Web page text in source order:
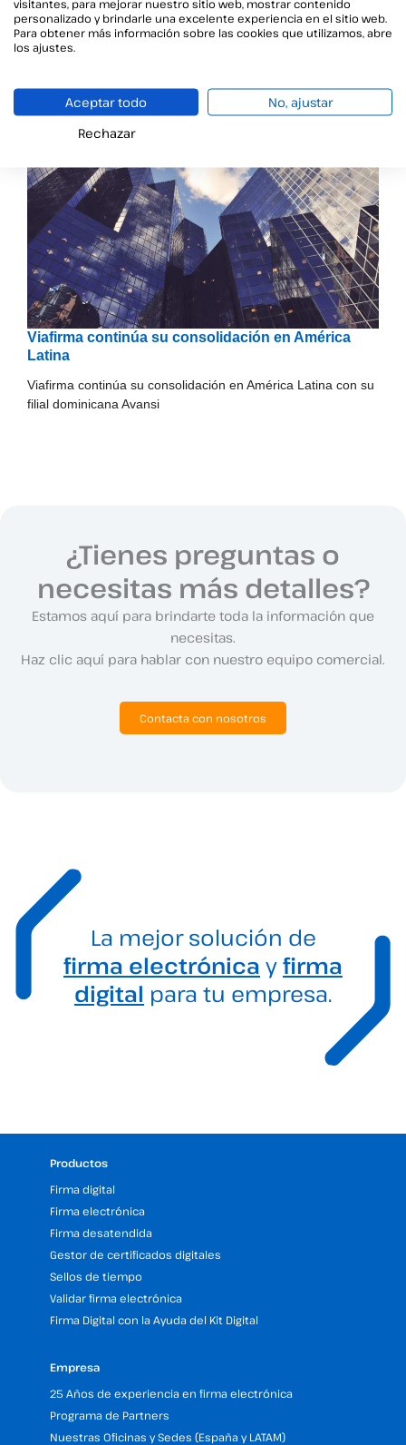
Una Autoridad de Certificación (CA) es una entidad de
confianza
Viafirma continúa su consolidación en América
Latina
Viafirma continúa su consolidación en América Latina con su
filial dominicana Avansi
¿Tienes preguntas o
necesitas más detalles?
Estamos aquí para brindarte toda la información que
necesitas.
Haz clic aquí para hablar con nuestro equipo comercial.
Contacta con nosotros
La mejor solución de
firma electrónica yfirma
digital para tu empresa.
Productos
Firma digital
Firma electrónica
Firma desatendida
Gestor de certificados digitales
Sellos de tiempo
Validar firma electrónica
Firma Digital con la Ayuda del Kit Digital
Empresa
25 Años de experiencia en firma electrónica
Programa de Partners
Nuestras Oficinas y Sedes (España y LATAM)
personalizado y brindarle una excelente experiencia en el sitio web.
Para obtener más información sobre las cookies que utilizamos, abre
los ajustes.
Aceptar todo
No, ajustar
Rechazar